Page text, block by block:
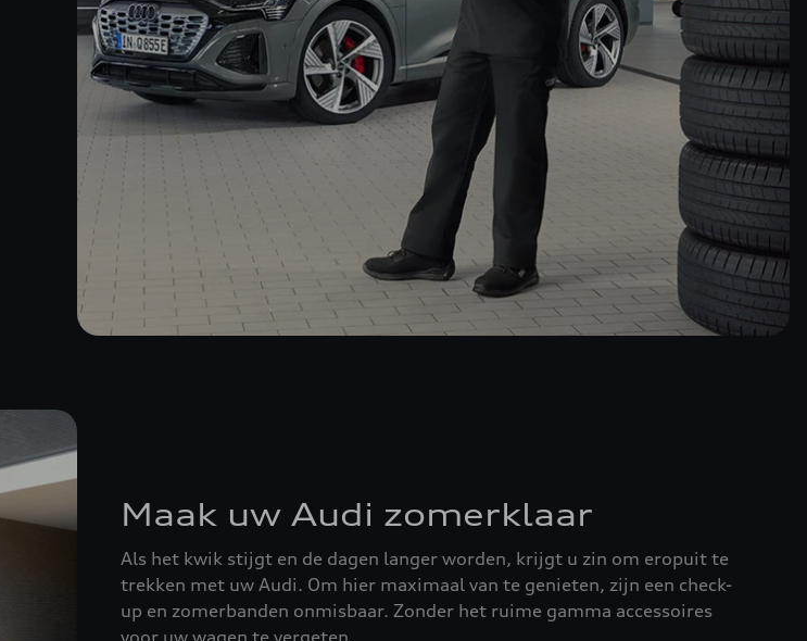
Maak uw Audi zomerklaar
Als het kwik stijgt en de dagen langer worden, krijgt u zin om eropuit te
trekken met uw Audi. Om hier maximaal van te genieten, zijn een check-
up en zomerbanden onmisbaar. Zonder het ruime gamma accessoires
voor uw wagen te vergeten.